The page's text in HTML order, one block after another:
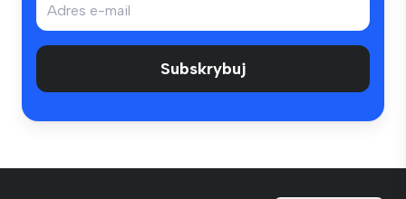
Subskrybuj